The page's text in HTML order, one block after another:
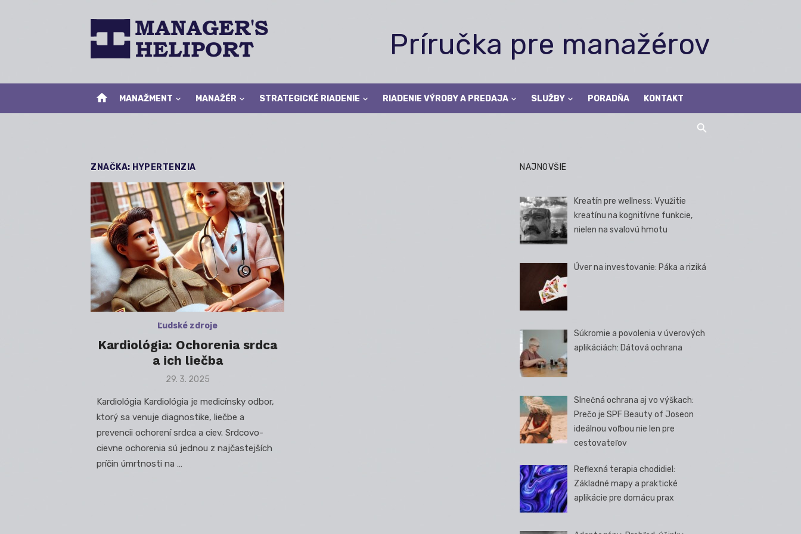
Príručka pre manažérov
home MANAŽMENT MANAŽÉR STRATEGICKÉ RIADENIE RIADENIE VÝROBY A PREDAJA SLUŽBY PORADŇA KONTAKT
ZNAČKA: HYPERTENZIA
Ľudské zdroje
Kardiológia: Ochorenia srdca
a ich liečba
Posted
29. 3. 2025
Kardiológia Kardiológia je medicínsky odbor,
ktorý sa venuje diagnostike, liečbe a
prevencii ochorení srdca a ciev. Srdcovo-
cievne ochorenia sú jednou z najčastejších
príčin úmrtnosti na …
NAJNOVŠIE
Kreatín pre wellness: Využitie
kreatínu na kognitívne funkcie,
nielen na svalovú hmotu
Úver na investovanie: Páka a riziká
Súkromie a povolenia v úverových
aplikáciách: Dátová ochrana
Slnečná ochrana aj vo výškach:
Prečo je SPF Beauty of Joseon
ideálnou voľbou nie len pre
cestovateľov
Reflexná terapia chodidiel:
Základné mapy a praktické
aplikácie pre domácu prax